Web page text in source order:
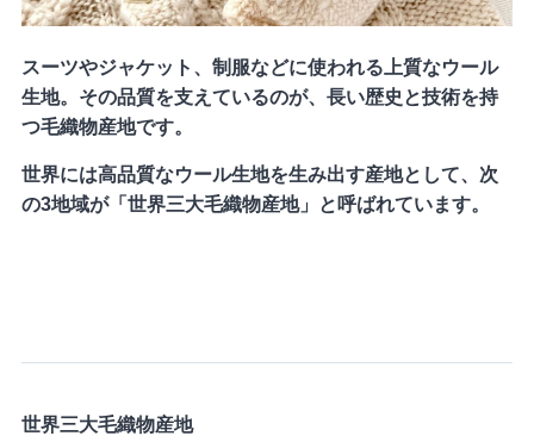
スーツやジャケット、制服などに使われる上質なウール
生地。その品質を支えているのが、長い歴史と技術を持
つ毛織物産地です。
世界には高品質なウール生地を生み出す産地として、次
の3地域が「世界三大毛織物産地」と呼ばれています。
世界三大毛織物産地